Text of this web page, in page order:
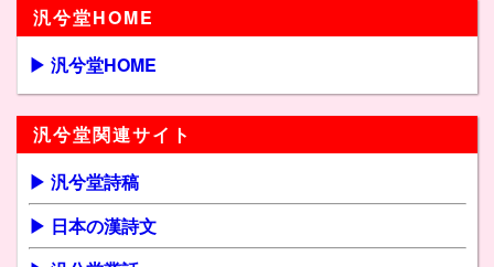
汎兮堂HOME
▶ 汎兮堂HOME
汎兮堂関連サイト
▶ 汎兮堂詩稿
▶ 日本の漢詩文